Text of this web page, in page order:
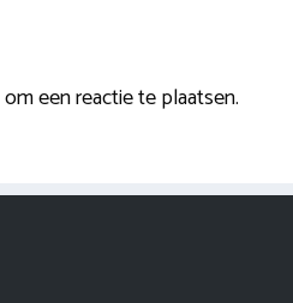
om een reactie te plaatsen.